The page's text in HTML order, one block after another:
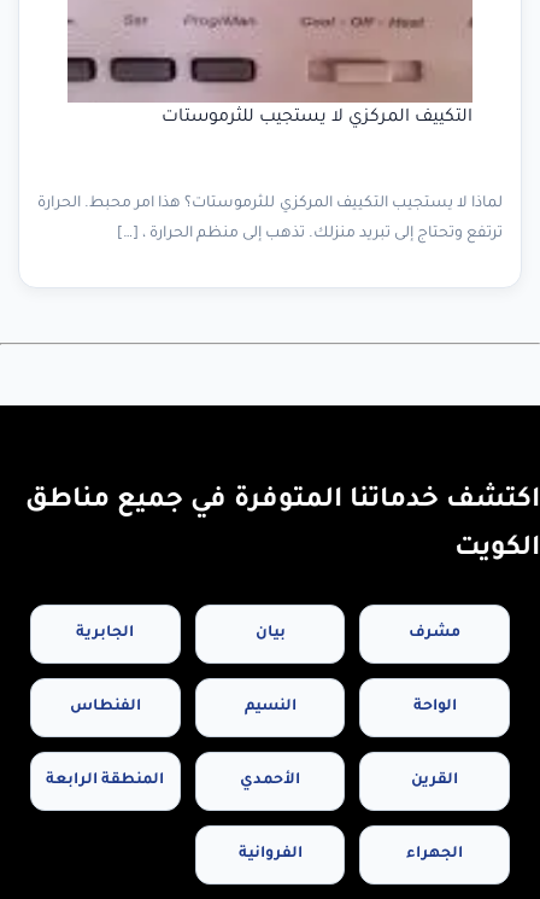
التكييف المركزي لا يستجيب للثرموستات
لماذا لا يستجيب التكييف المركزي للثرموستات؟ هذا امر محبط. الحرارة
ترتفع وتحتاج إلى تبريد منزلك. تذهب إلى منظم الحرارة ، […]
اكتشف خدماتنا المتوفرة في جميع مناطق
الكويت
مشرف بيان الجابرية
الواحة النسيم الفنطاس
القرين الأحمدي المنطقة الرابعة
الجهراء الفروانية